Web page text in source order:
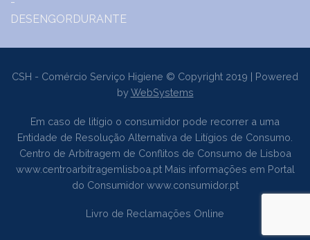
CSH - Comércio Serviço Higiene © Copyright 2019 | Powered
byWebSystems
Em caso de litígio o consumidor pode recorrer a uma
Entidade de Resolução Alternativa de Litígios de Consumo.
Centro de Arbitragem de Conflitos de Consumo de Lisboa
www.centroarbitragemlisboa.ptMais informações em Portal
do Consumidor www.consumidor.pt
Livro de Reclamações Online